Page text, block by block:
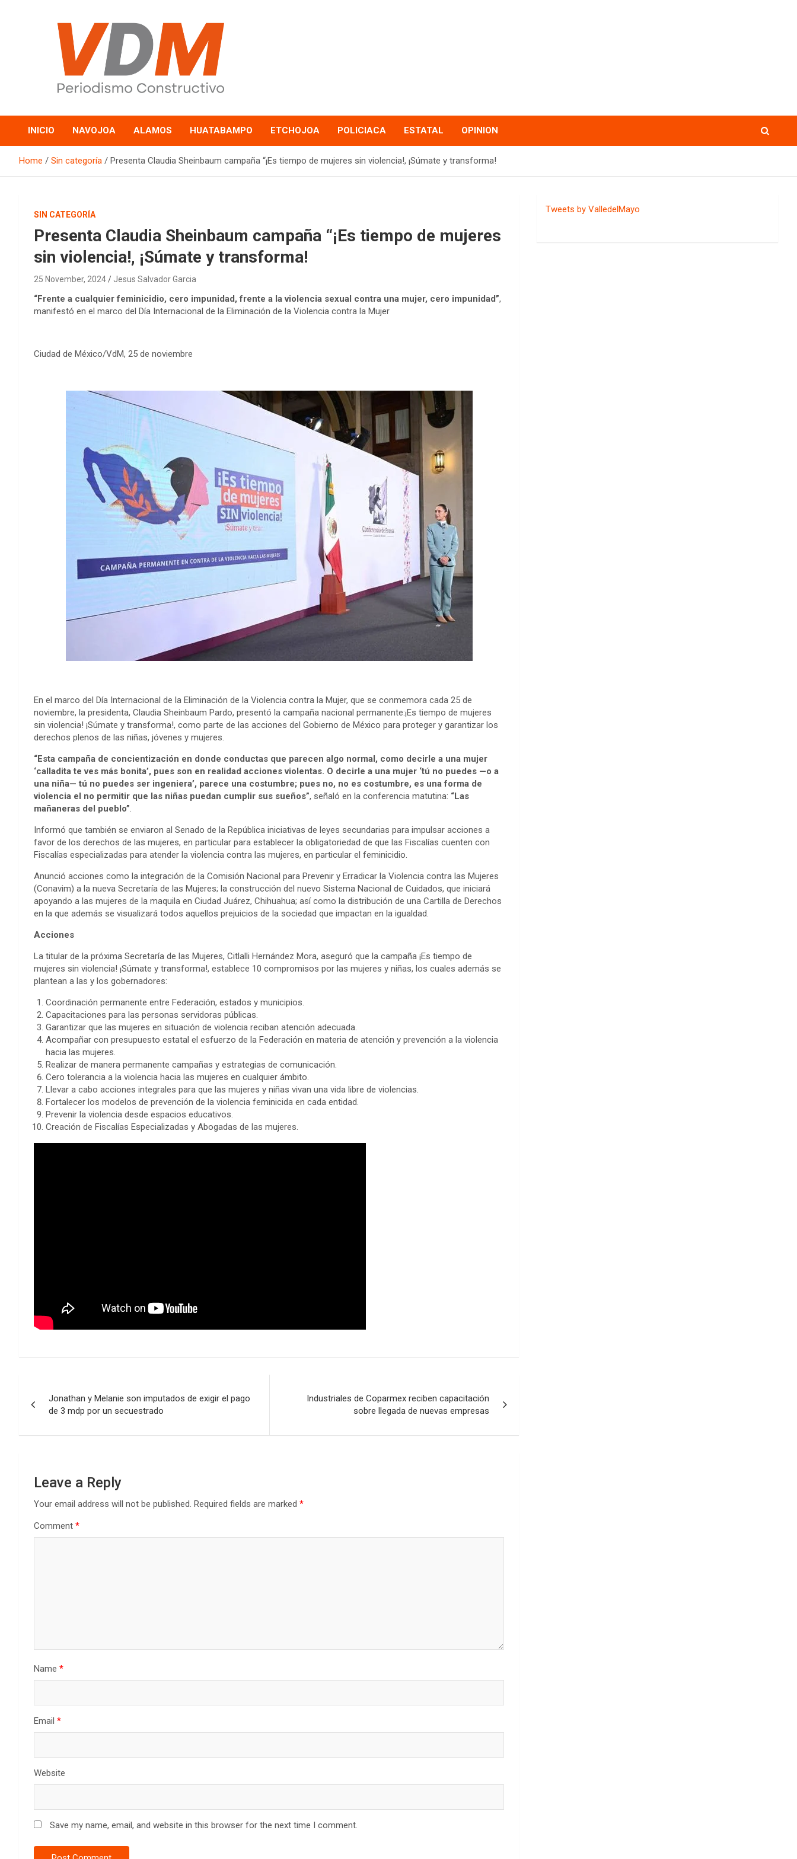
valledelmayo.com
INICIO NAVOJOA ALAMOS HUATABAMPO ETCHOJOA POLICIACA ESTATAL OPINION
Home Sin categoría Presenta Claudia Sheinbaum campaña “¡Es tiempo de mujeres sin violencia!, ¡Súmate y transforma!
SIN CATEGORÍA
Presenta Claudia Sheinbaum campaña “¡Es tiempo de mujeres
sin violencia!, ¡Súmate y transforma!
25 November, 2024 Jesus Salvador Garcia
“Frente a cualquier feminicidio, cero impunidad, frente a la violencia sexual contra una mujer, cero impunidad”,
manifestó en el marco del Día Internacional de la Eliminación de la Violencia contra la Mujer
Ciudad de México/VdM, 25 de noviembre
En el marco del Día Internacional de la Eliminación de la Violencia contra la Mujer, que se conmemora cada 25 de
noviembre, la presidenta, Claudia Sheinbaum Pardo, presentó la campaña nacional permanente:¡Es tiempo de mujeres
sin violencia! ¡Súmate y transforma!, como parte de las acciones del Gobierno de México para proteger y garantizar los
derechos plenos de las niñas, jóvenes y mujeres.
“Esta campaña de concientización en donde conductas que parecen algo normal, como decirle a una mujer
‘calladita te ves más bonita’, pues son en realidad acciones violentas. O decirle a una mujer ‘tú no puedes —o a
una niña— tú no puedes ser ingeniera’, parece una costumbre; pues no, no es costumbre, es una forma de
violencia el no permitir que las niñas puedan cumplir sus sueños”, señaló en la conferencia matutina: “Las
mañaneras del pueblo”.
Informó que también se enviaron al Senado de la República iniciativas de leyes secundarias para impulsar acciones a
favor de los derechos de las mujeres, en particular para establecer la obligatoriedad de que las Fiscalías cuenten con
Fiscalías especializadas para atender la violencia contra las mujeres, en particular el feminicidio.
Anunció acciones como la integración de la Comisión Nacional para Prevenir y Erradicar la Violencia contra las Mujeres
(Conavim) a la nueva Secretaría de las Mujeres; la construcción del nuevo Sistema Nacional de Cuidados, que iniciará
apoyando a las mujeres de la maquila en Ciudad Juárez, Chihuahua; así como la distribución de una Cartilla de Derechos
en la que además se visualizará todos aquellos prejuicios de la sociedad que impactan en la igualdad.
Acciones
La titular de la próxima Secretaría de las Mujeres, Citlalli Hernández Mora, aseguró que la campaña ¡Es tiempo de
mujeres sin violencia! ¡Súmate y transforma!, establece 10 compromisos por las mujeres y niñas, los cuales además se
plantean a las y los gobernadores:
Coordinación permanente entre Federación, estados y municipios.
Capacitaciones para las personas servidoras públicas.
Garantizar que las mujeres en situación de violencia reciban atención adecuada.
Acompañar con presupuesto estatal el esfuerzo de la Federación en materia de atención y prevención a la violencia
hacia las mujeres.
Realizar de manera permanente campañas y estrategias de comunicación.
Cero tolerancia a la violencia hacia las mujeres en cualquier ámbito.
Llevar a cabo acciones integrales para que las mujeres y niñas vivan una vida libre de violencias.
Fortalecer los modelos de prevención de la violencia feminicida en cada entidad.
Prevenir la violencia desde espacios educativos.
Creación de Fiscalías Especializadas y Abogadas de las mujeres.
navigation
Jonathan y Melanie son imputados de exigir el pago
de 3 mdp por un secuestrado
Industriales de Coparmex reciben capacitación
sobre llegada de nuevas empresas
Leave a Reply
Your email address will not be published. Required fields are marked *
Comment *
Name *
Email *
Website
Save my name, email, and website in this browser for the next time I comment.
Tweets by ValledelMayo